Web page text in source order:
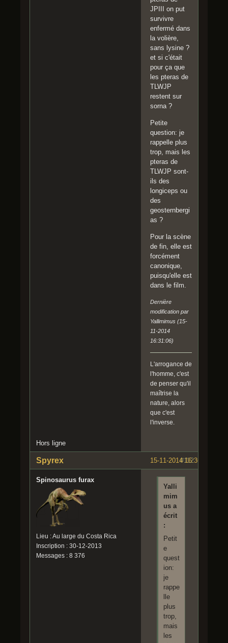
JPIII on put
survivre
enfermé dans
la volière,
sans lysine ?
et si c'était
pour ça que
les pteras de
TLWJP
restent sur
sorna ?
Petite
question: je
rappelle plus
trop, mais les
pteras de
TLWJP sont-
ils des
longiceps ou
des
geosternbergi
as ?
Pour la scène
de fin, elle est
forcément
canonique,
puisqu'elle est
dans le film.
Dernière
modification par
Yallimimus (15-
11-2014
16:31:06)
L'arrogance de
l'homme, c'est
de penser qu'il
maîtrise la
nature, alors
que c'est
l'inverse.
Hors ligne
#112
15-11-2014 16:36:47
Spyrex
Spinosaurus furax
Lieu : Au large du Costa Rica
Inscription : 30-12-2013
Messages : 8 376
Yalli
mim
us a
écrit
:
Petit
e
quest
ion:
je
rappe
lle
plus
trop,
mais
les